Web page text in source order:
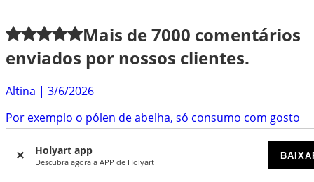
Holyart app
Descubra agora a APP de Holyart
Mais de7000 comentários
enviados por nossos clientes.
Altina | 3/6/2026
Por exemplo o pólen de abelha, só consumo com gosto
o que compro na Holyart! O processo de entrega
também...
3/4/2026